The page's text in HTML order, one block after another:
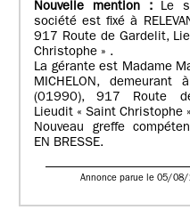
Nouvelle mention :
Le
société est fixé à
917 Route de Gardelit,
Christophe » .
La gérante est Madame
MICHELON, demeurant à
(01990), 917 Route
Lieudit « Saint Christophe
Nouveau greffe
EN BRESSE.
Annonce parue le 05/08/